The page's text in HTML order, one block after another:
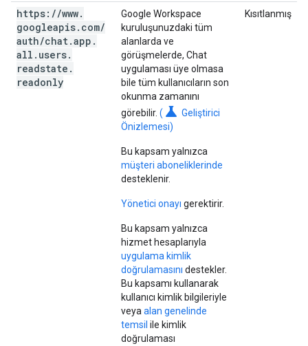
https: //www.
googleapis. com/
auth/chat.app .
all . users.
readstate .
readonly
Google Workspace
kuruluşunuzdaki tüm
alanlarda ve
görüşmelerde, Chat
uygulaması üye olmasa
bile tüm kullanıcıların son
okunma zamanını
görebilir. ( science Geliştirici
Önizlemesi)
Bu kapsam yalnızca
müşteri aboneliklerinde
desteklenir.
Yönetici onayı gerektirir.
Bu kapsam yalnızca
hizmet hesaplarıyla
uygulama kimlik
doğrulamasını destekler.
Bu kapsamı kullanarak
kullanıcı kimlik bilgileriyle
veya alan genelinde
temsil ile kimlik
doğrulaması
Kısıtlanmış